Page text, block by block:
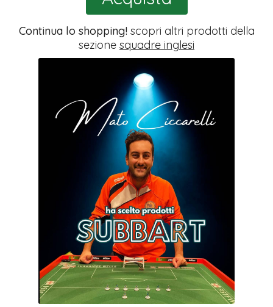
Continua lo shopping!scopri altri prodotti della
sezione squadre inglesi